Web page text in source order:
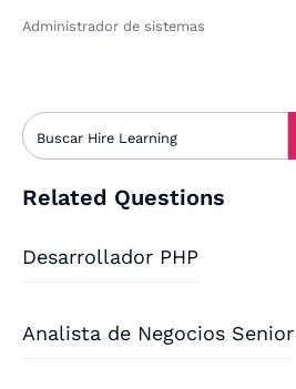
Administrador de sistemas
Related Questions
Desarrollador PHP
Analista de Negocios Senior